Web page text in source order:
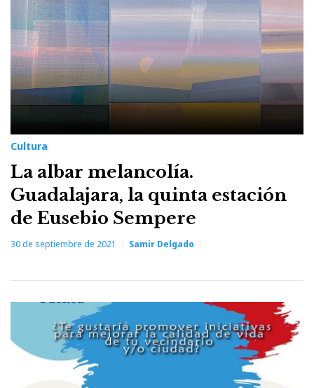
de
septiembre
de
2021
Cultura
La albar melancolía.
Guadalajara, la quinta estación
de Eusebio Sempere
30 de septiembre de 2021 Samir Delgado